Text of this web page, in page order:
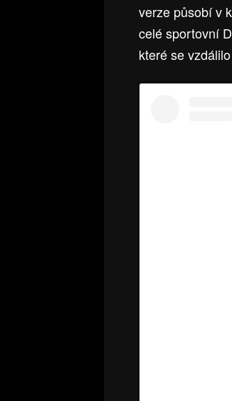
verze působí v
celé sportovní
které se